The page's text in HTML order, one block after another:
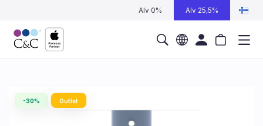
Alv 0% Alv 25,5%
-30% Outlet